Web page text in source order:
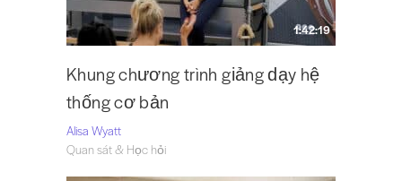
1:42:19
Khung chương trình giảng dạy hệ
thống cơ bản
Alisa Wyatt
Quan sát & Học hỏi